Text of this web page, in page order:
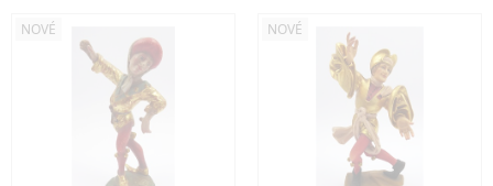
NOVÉ NOVÉ